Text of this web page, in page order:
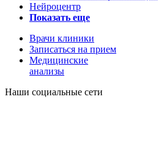
Нейроцентр
Показать еще
Врачи клиники
Записаться на прием
Медицинские
анализы
Наши социальные сети